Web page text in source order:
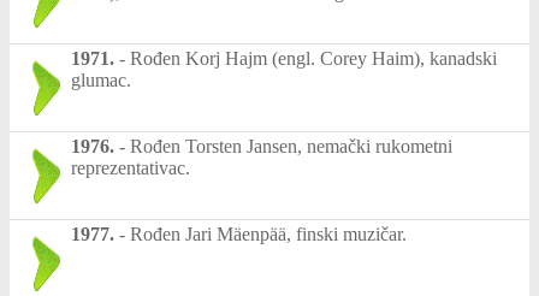
1971. - Rođen Korj Hajm (engl. Corey Haim), kanadski
glumac.
1976. - Rođen Torsten Jansen, nemački rukometni
reprezentativac.
1977. - Rođen Jari Mäenpää, finski muzičar.